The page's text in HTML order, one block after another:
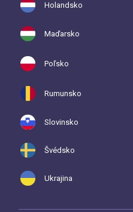
Holandsko
Maďarsko
Poľsko
Rumunsko
Slovinsko
Švédsko
Ukrajina